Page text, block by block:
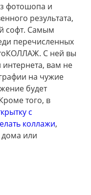
фотошопа и
результата,
софт. Самым
перечисленных
С ней вы
интернета, вам не
на чужие
будет
того, в
с
коллажи,
дома или